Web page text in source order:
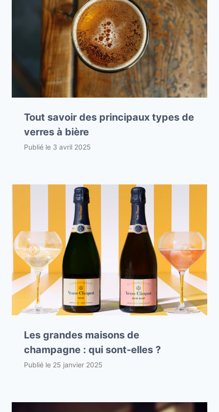
Tout savoir des principaux types de
verres à bière
Publié le 3 avril 2025
Les grandes maisons de
champagne : qui sont-elles ?
Publié le 25 janvier 2025